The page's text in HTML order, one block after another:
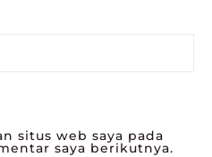
situs web saya pada
saya berikutnya.